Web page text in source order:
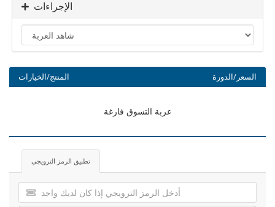
الإجراءات
المنتج/الخيارات السعر/الدورة
عربة التسوق فارغة
تطبيق الرمز الترويجي